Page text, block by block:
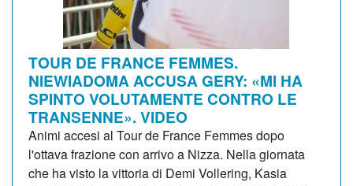
TOUR DE FRANCE FEMMES.
NIEWIADOMA ACCUSA GERY: «MI HA
SPINTO VOLUTAMENTE CONTRO LE
TRANSENNE». VIDEO
Animi accesi al Tour de France Femmes dopo
l'ottava frazione con arrivo a Nizza. Nella giornata
che ha visto la vittoria di Demi Vollering, Kasia